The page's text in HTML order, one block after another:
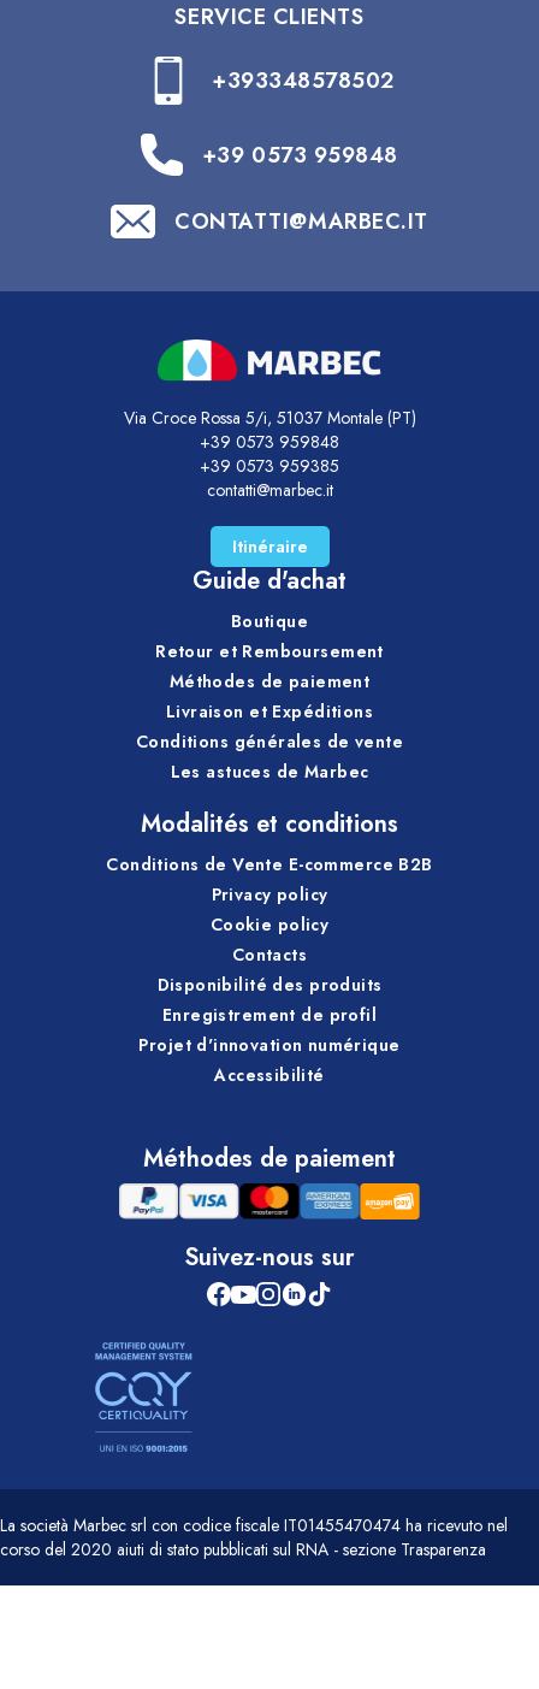
SERVICE CLIENTS
+393348578502
+39 0573 959848
CONTATTI@MARBEC.IT
Via Croce Rossa 5/i, 51037 Montale (PT)
+39 0573 959848
+39 0573 959385
contatti@marbec.it
Itinéraire
Guide d'achat
Boutique
Retour et Remboursement
Méthodes de paiement
Livraison et Expéditions
Conditions générales de vente
Les astuces de Marbec
Modalités et conditions
Conditions de Vente E-commerce B2B
Privacy policy
Cookie policy
Contacts
Disponibilité des produits
Enregistrement de profil
Projet d'innovation numérique
Accessibilité
Méthodes de paiement
Suivez-nous sur
La società Marbec srl con codice fiscale IT01455470474 ha ricevuto nel
corso del 2020 aiuti di stato pubblicati sul RNA - sezione Trasparenza